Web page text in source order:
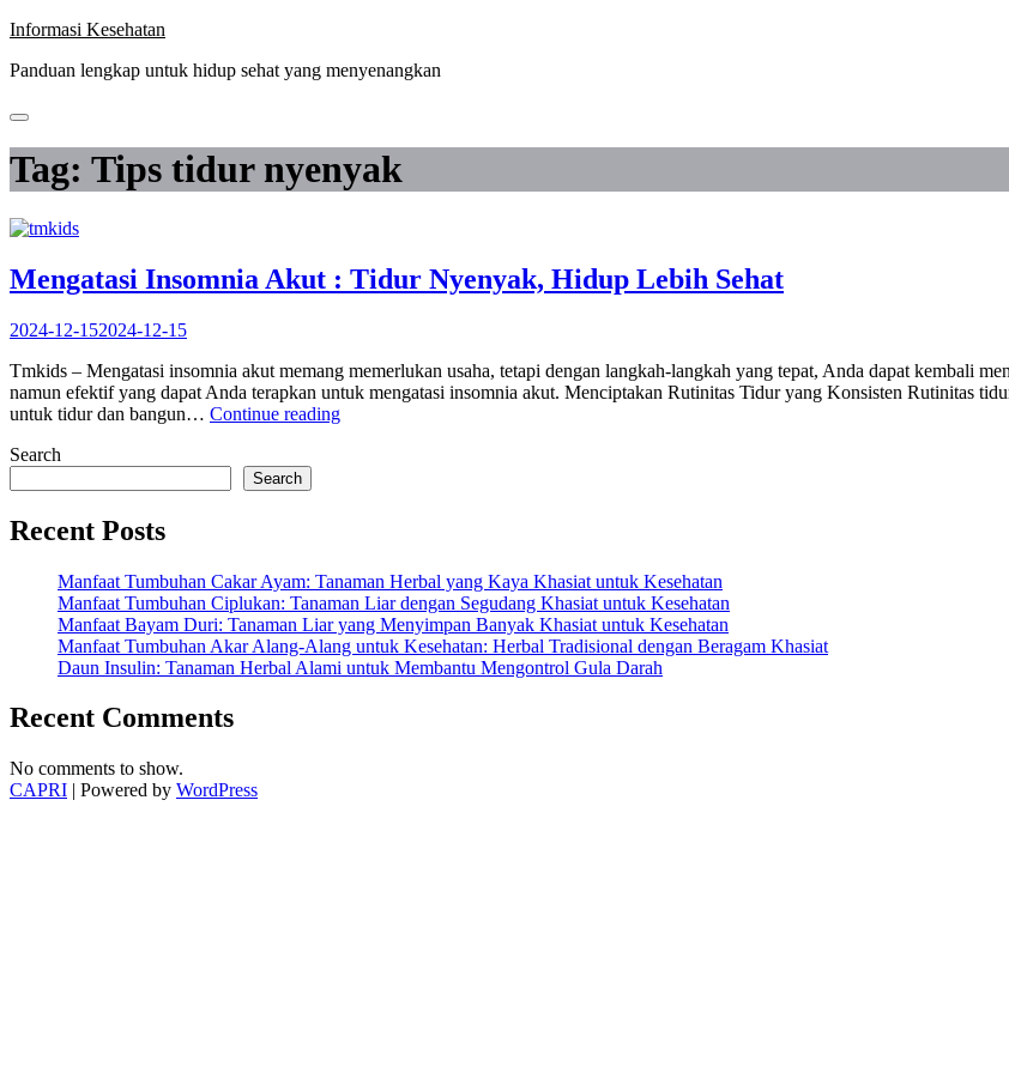
Skip
content
Informasi Kesehatan
Panduan lengkap untuk hidup sehat yang menyenangkan
Tag: Tips tidur nyenyak
Mengatasi Insomnia Akut : Tidur Nyenyak, Hidup Lebih Sehat
2024-12-152024-12-15
Tmkids – Mengatasi insomnia akut memang memerlukan usaha, tetapi dengan langkah-langkah yang tepat, Anda dapat kembali
namun efektif yang dapat Anda terapkan untuk mengatasi insomnia akut. Menciptakan Rutinitas Tidur yang Konsisten Rutinitas
untuk tidur dan bangun… Continue reading“Mengatasi
Sehat”
Search
Search
Recent Posts
Manfaat Tumbuhan Cakar Ayam: Tanaman Herbal yang Kaya Khasiat untuk Kesehatan
Manfaat Tumbuhan Ciplukan: Tanaman Liar dengan Segudang Khasiat untuk Kesehatan
Manfaat Bayam Duri: Tanaman Liar yang Menyimpan Banyak Khasiat untuk Kesehatan
Manfaat Tumbuhan Akar Alang-Alang untuk Kesehatan: Herbal Tradisional dengan Beragam Khasiat
Daun Insulin: Tanaman Herbal Alami untuk Membantu Mengontrol Gula Darah
Recent Comments
No comments to show.
CAPRI | Powered by WordPress